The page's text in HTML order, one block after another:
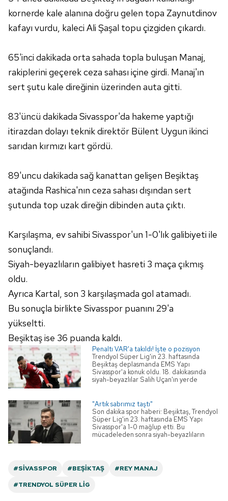
Sizlere daha iyi bir hizmet sunabilmek için İnternet
Sitemizde kendimize ve üçüncü kişilere ait çerezler
kullanılmaktadır. Bu çerezler vasıtasıyla çeşitli kişisel
toplumu hizmetlerinin sunulması amacıyla
kullanılmaktadır. Diğer çerezler, sitemizin daha işlevsel
kılınması ve kişiselleştirilmesi ve sizlere yönelik
Çerezlere ilişkin tercihlerinizi aşağıda yer alan panel
vasıtasıyla belirleyebilirsiniz. Çerezlere ilişkin detaylı bilgi
Metnimizi ziyaret edebilirsiniz.
6698 sayılı Kişisel Verilerin Korunması Kanunu uyarınca
hazırlanmış Aydınlatma Metnimizi okumak ve sitemizde
almak için lütfentıklayınız.
kornerde kale alanına doğru gelen topa Zaynutdinov
kafayı vurdu, kaleci Ali Şaşal topu çizgiden çıkardı.
65'inci dakikada orta sahada topla buluşan Manaj,
rakiplerini geçerek ceza sahası içine girdi. Manaj'ın
sert şutu kale direğinin üzerinden auta gitti.
83'üncü dakikada Sivasspor'da hakeme yaptığı
itirazdan dolayı teknik direktör Bülent Uygun ikinci
sarıdan kırmızı kart gördü.
89'uncu dakikada sağ kanattan gelişen Beşiktaş
atağında Rashica'nın ceza sahası dışından sert
şutunda top uzak direğin dibinden auta çıktı.
Karşılaşma, ev sahibi Sivasspor'un 1-0'lık galibiyeti ile
sonuçlandı.
Siyah-beyazlıların galibiyet hasreti 3 maça çıkmış
oldu.
Ayrıca Kartal, son 3 karşılaşmada gol atamadı.
Bu sonuçla birlikte Sivasspor puanını 29'a
yükseltti.
Beşiktaş ise 36 puanda kaldı.
Penaltı VAR'a takıldı! İşte o pozisyon
Trendyol Süper Lig'in 23. haftasında
Beşiktaş deplasmanda EMS Yapı
Sivasspor'a konuk oldu. 18. dakikasında
siyah-beyazlılar Salih Uçan'ın yerde
kararını değiştirdi. İşte o pozisyon... |
Beşiktaş haberleri (BJK spor haberi)
"Artık sabrımız taştı"
Son dakika spor haberi: Beşiktaş, Trendyol
Süper Lig'in 23. haftasında EMS Yapı
Sivasspor'a 1-0 mağlup etti. Bu
mücadeleden sonra siyah-beyazlıların
#SIVASSPOR #BEŞIKTAŞ
#REY MANAJ
#TRENDYOL SÜPER LIG